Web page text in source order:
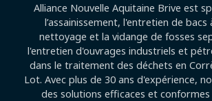
Alliance Nouvelle Aquitaine Brive est
l’assainissement, l'entretien de bacs
nettoyage et la vidange de fosses
l'entretien d'ouvrages industriels et
dans le traitement des déchets en
Lot. Avec plus de 30 ans d'expérience,
des solutions efficaces et